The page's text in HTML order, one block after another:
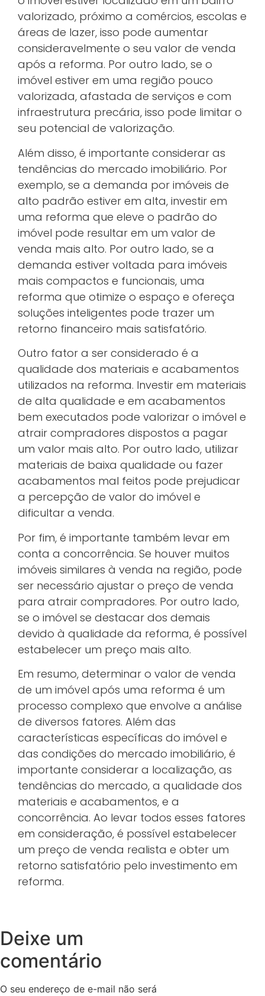
valorizado, próximo a comércios, escolas e
áreas de lazer, isso pode aumentar
consideravelmente o seu valor de venda
após a reforma. Por outro lado, se o
imóvel estiver em uma região pouco
valorizada, afastada de serviços e com
infraestrutura precária, isso pode limitar o
seu potencial de valorização.
Além disso, é importante considerar as
tendências do mercado imobiliário. Por
exemplo, se a demanda por imóveis de
alto padrão estiver em alta, investir em
uma reforma que eleve o padrão do
imóvel pode resultar em um valor de
venda mais alto. Por outro lado, se a
demanda estiver voltada para imóveis
mais compactos e funcionais, uma
reforma que otimize o espaço e ofereça
soluções inteligentes pode trazer um
retorno financeiro mais satisfatório.
Outro fator a ser considerado é a
qualidade dos materiais e acabamentos
utilizados na reforma. Investir em materiais
de alta qualidade e em acabamentos
bem executados pode valorizar o imóvel e
atrair compradores dispostos a pagar
um valor mais alto. Por outro lado, utilizar
materiais de baixa qualidade ou fazer
acabamentos mal feitos pode prejudicar
a percepção de valor do imóvel e
dificultar a venda.
Por fim, é importante também levar em
conta a concorrência. Se houver muitos
imóveis similares à venda na região, pode
ser necessário ajustar o preço de venda
para atrair compradores. Por outro lado,
se o imóvel se destacar dos demais
devido à qualidade da reforma, é possível
estabelecer um preço mais alto.
Em resumo, determinar o valor de venda
de um imóvel após uma reforma é um
processo complexo que envolve a análise
de diversos fatores. Além das
características específicas do imóvel e
das condições do mercado imobiliário, é
importante considerar a localização, as
tendências do mercado, a qualidade dos
materiais e acabamentos, e a
concorrência. Ao levar todos esses fatores
em consideração, é possível estabelecer
um preço de venda realista e obter um
retorno satisfatório pelo investimento em
reforma.
Deixe um
comentário
O seu endereço de e-mail não será